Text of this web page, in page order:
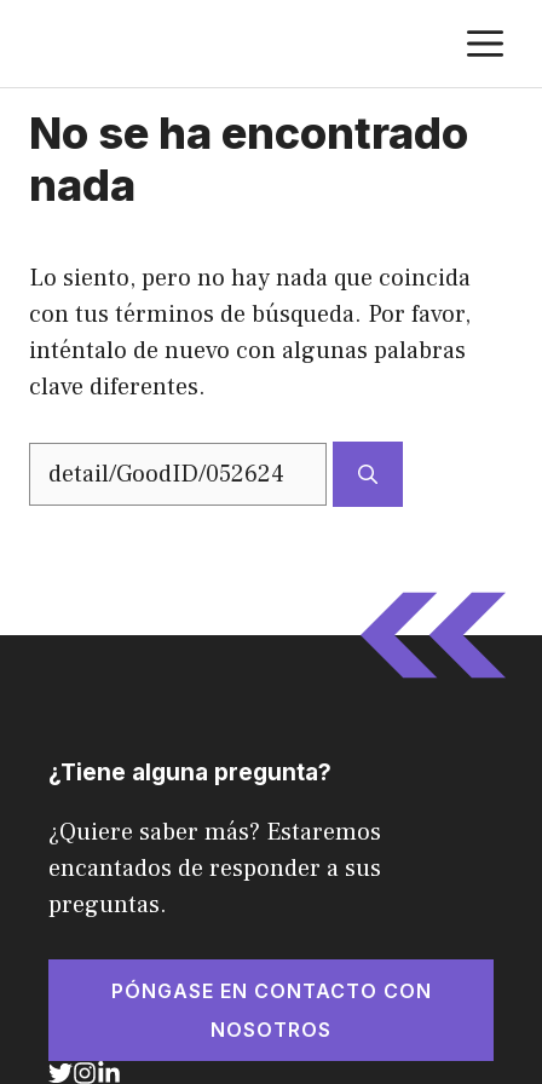
contenido
No se ha encontrado
nada
Lo siento, pero no hay nada que coincida
con tus términos de búsqueda. Por favor,
inténtalo de nuevo con algunas palabras
clave diferentes.
Buscar:
¿Tiene alguna pregunta?
¿Quiere saber más? Estaremos
encantados de responder a sus
preguntas.
PÓNGASE EN CONTACTO CON
NOSOTROS